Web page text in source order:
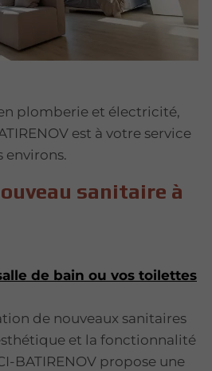
plomberie et électricité,
est à votre service
environs.
sanitaire à
de bain ou vos toilettes
de nouveaux sanitaires
et la fonctionnalité
BATIRENOV propose une